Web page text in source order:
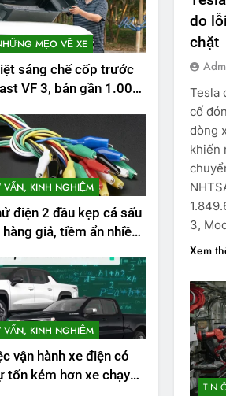
MẸO VỀ XE
sáng chế cốp trước
VF 3, bán gần 1.000
VẤN, KINH NGHIỆM
điện 2 đầu kẹp cá sấu
hàng giả, tiềm ẩn nhiều
VẤN, KINH NGHIỆM
vận hành xe điện có
tốn kém hơn xe chạy
Test quãng đường
thực tế của VinFast
VF3: Vượt công bố
từ nhà sản xuất
THỬ NGHIỆM PHẠM VI
PIN
Thử nghiệm phạm vi
do
chặt
Tesla
cố
dòng
khiến
3,
Xem
TIN